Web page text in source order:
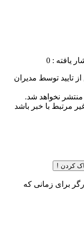
یافته : 0
تایید توسط مدیران
منتشر نخواهد شد.
مرتبط با خبر باشد
کردن !
برای زمانی که